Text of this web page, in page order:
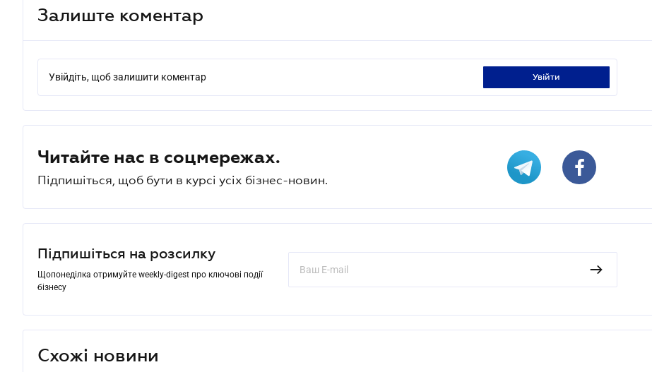
Залиште коментар
Увійдіть, щоб залишити коментар увійти
Читайте нас в соцмережах.
Підпишіться, щоб бути в курсі усіх бізнес-новин.
Підпишіться на розсилку
Щопонеділка отримуйте weekly-digest про ключові події
бізнесу
Схожі новини